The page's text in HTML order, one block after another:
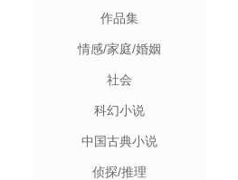
作品集
情感/家庭/婚姻
社会
科幻小说
中国古典小说
侦探/推理